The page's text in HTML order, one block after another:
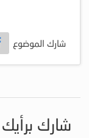
شارك الموضوع
شارك برأيك